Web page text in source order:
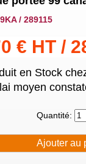
/ 289115
€ HT /
en Stock
moyen
Quantité: